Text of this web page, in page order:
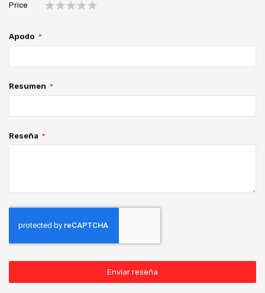
estrella
estrellas
estrellas
estrellas
estrellas
Price
Apodo
Resumen
Reseña
Enviar reseña